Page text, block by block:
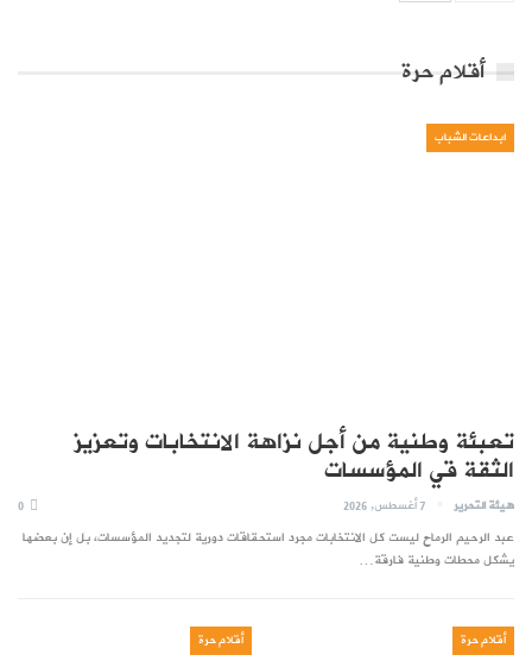
أقلام حرة
ابداعات الشباب
تعبئة وطنية من أجل نزاهة الانتخابات وتعزيز
الثقة قي المؤسسات
هيئة التحرير 7 أغسطس, 2026
عبد الرحيم الرماح ليست كل الانتخابات مجرد استحقاقات دورية لتجديد المؤسسات، بل إن بعضها
يشكل محطات وطنية فارقة…
أقلام حرة أقلام حرة